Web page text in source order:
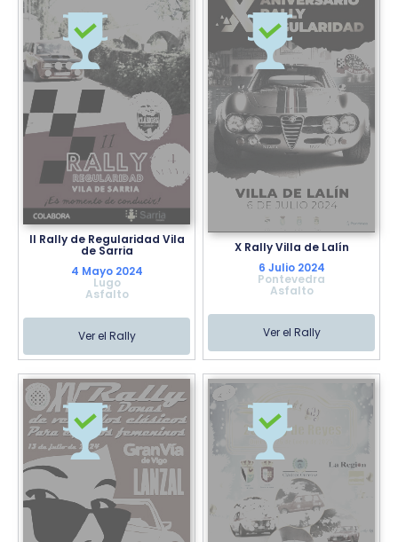
II Rally de Regularidad Vila
de Sarria
4 Mayo 2024
Lugo
Asfalto
Ver el Rally
X Rally Villa de Lalín
6 Julio 2024
Pontevedra
Asfalto
Ver el Rally